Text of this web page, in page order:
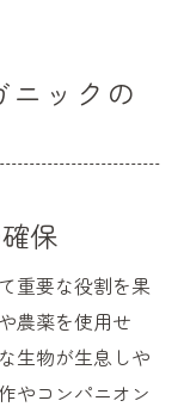
ックの
保
重要な役割を果
農薬を使用せ
生物が生息しや
やコンパニオン